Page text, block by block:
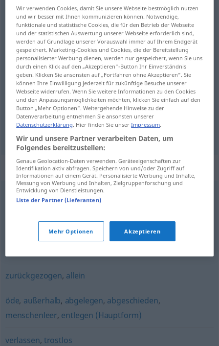
einsam
Übersicht aller Übersetzungen
(Für mehr Details die Übersetzung anklicken/antippen)
osámljen, samôten
osámljen einsam
einsam
Synonyme für "einsam"
verlassen
zurückgezogen verlassen
zurückgezogen, allein
öde, außerhalb, abgelegen, abgeschieden,
menschenleer, entlegen (Hauptform)
verlassen, trostlos
Wir verwenden Cookies, damit Sie unsere Webseite bestmöglich nutzen
und wir besser mit Ihnen kommunizieren können. Notwendige,
funktionale und statistische Cookies, die für den Betrieb der Webseite
und der statistischen Auswertung unserer Webseite erforderlich sind,
werden auf Grundlage unserer Vorauswahl immer auf Ihrem Endgerät
gespeichert. Marketing-Cookies und Cookies, die der Bereitstellung
personalisierter Werbung dienen, werden nur gespeichert, wenn Sie uns
durch einen Klick auf den „Akzeptieren“-Button Ihr Einverständnis
geben. Klicken Sie ansonsten auf „Fortfahren ohne Akzeptieren“. Sie
können Ihre Einwilligung jederzeit für zukünftige Besuche unserer
Webseite widerrufen. Wenn Sie weitere Informationen zu den Cookies
und den Anpassungsmöglichkeiten möchten, klicken Sie einfach auf den
Button „Mehr Optionen“. Weitergehende Hinweise zu der
Datenverarbeitung entnehmen Sie ansonsten unserer
Datenschutzerklärung. Hier finden Sie unserImpressum.
Wir und unsere Partner verarbeiten Daten, um
Folgendes bereitzustellen:
Genaue Geolocation-Daten verwenden. Geräteeigenschaften zur
Identifikation aktiv abfragen. Speichern von und/oder Zugriff auf
Informationen auf einem Gerät. Personalisierte Werbung und Inhalte,
Messung von Werbung und Inhalten, Zielgruppenforschung und
Entwicklung von Dienstleistungen.
Liste der Partner (Lieferanten)
Mehr Optionen Akzeptieren